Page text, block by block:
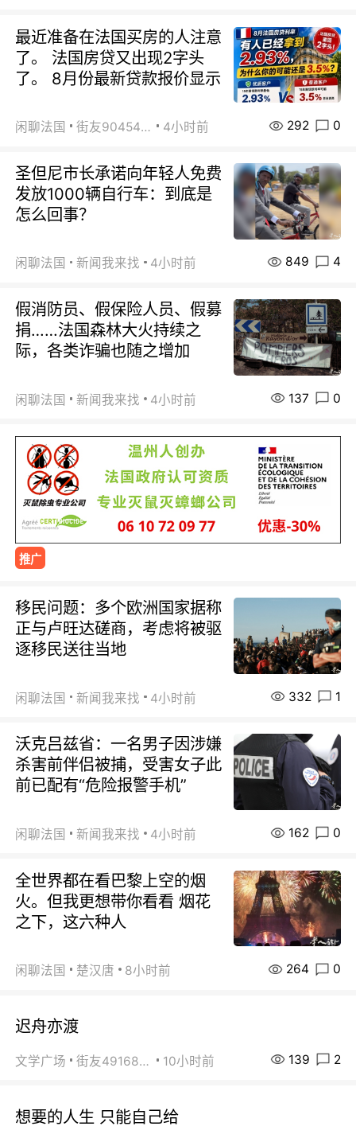
最近准备在法国买房的人注意
了。 法国房贷又出现2字头
了。 8月份最新贷款报价显示
闲聊法国 街友90454511 4小时前 292 0
圣但尼市长承诺向年轻人免费
发放1000辆自行车：到底是
怎么回事？
闲聊法国 新闻我来找 4小时前 849 4
假消防员、假保险人员、假募
捐……法国森林大火持续之
际，各类诈骗也随之增加
闲聊法国 新闻我来找 4小时前 137 0
推广
移民问题：多个欧洲国家据称
正与卢旺达磋商，考虑将被驱
逐移民送往当地
闲聊法国 新闻我来找 4小时前 332 1
沃克吕兹省：一名男子因涉嫌
杀害前伴侣被捕，受害女子此
前已配有“危险报警手机”
闲聊法国 新闻我来找 4小时前 162 0
全世界都在看巴黎上空的烟
火。但我更想带你看看 烟花
之下，这六种人
闲聊法国 楚汉唐 8小时前 264 0
迟舟亦渡
文学广场 街友49168527 10小时前 139 2
想要的人生 只能自己给